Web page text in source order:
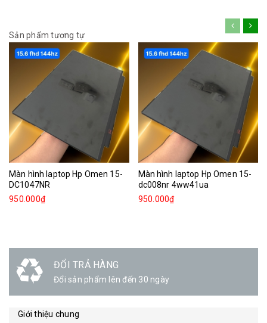
Sản phẩm tương tự
Màn hình laptop Hp Omen 15-
DC1047NR
950.000₫
Màn hình laptop Hp Omen 15-
dc008nr 4ww41ua
950.000₫
ĐỔI TRẢ HÀNG
Đổi sản phẩm lên đến 30 ngày
Giới thiệu chung